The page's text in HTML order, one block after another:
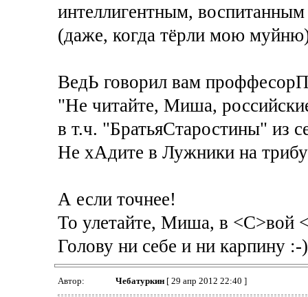
интеллигентным, воспитанным
(даже, когда тёрли мою
ВедЬ говорил вам
"Не читайте, Миша,
в т.ч. "БратьяСтаростины" из
Не хАдите в Лужники на
А если точнее!
То улетайте, Миша, в <C>вой
Голову ни себе и ни карпину
Автор: Чебатуркин[ 29 апр 2012 22:40 ]